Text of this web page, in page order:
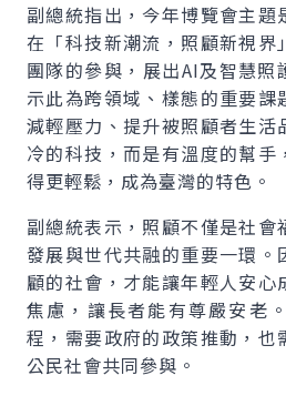
副總統指出，今年博覽會主題
在「科技新潮流，照顧新視界
團隊的參與，展出AI及智慧照
示此為跨領域、樣態的重要
減輕壓力、提升被照顧者生活
冷的科技，而是有溫度的幫手
得更輕鬆，成為臺灣的特色。
副總統表示，照顧不僅是社會
發展與世代共融的重要一環。
顧的社會，才能讓年輕人安心
焦慮，讓長者能有尊嚴安老
程，需要政府的政策推動，也
公民社會共同參與。